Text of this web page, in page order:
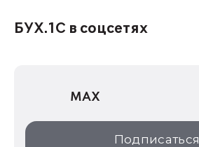
1С:Консалтинг
1С:Дистрибьюция
1С:Образование
БУХ.1С в соцсетях
MAX
Подписаться